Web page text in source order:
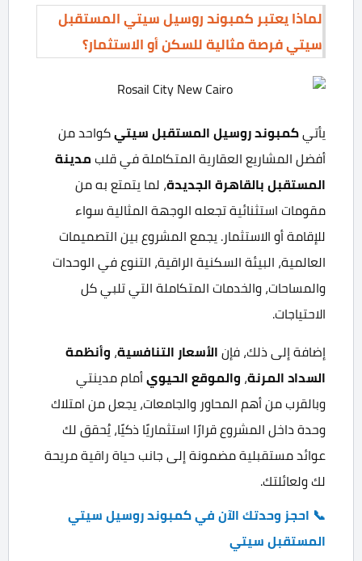
لماذا يعتبر كمبوند روسيل سيتي المستقبل
سيتي فرصة مثالية للسكن أو الاستثمار؟
يأتيكمبوند روسيل المستقبل سيتيكواحد من
أفضل المشاريع العقارية المتكاملة في قلبمدينة
المستقبل بالقاهرة الجديدة، لما يتمتع به من
مقومات استثنائية تجعله الوجهة المثالية سواء
للإقامة أو الاستثمار. يجمع المشروع بين التصميمات
العالمية، البيئة السكنية الراقية، التنوع في الوحدات
والمساحات، والخدمات المتكاملة التي تلبي كل
الاحتياجات.
إضافة إلى ذلك، فإنالأسعار التنافسية، وأنظمة
السداد المرنة، والموقع الحيويأمام مدينتي
وبالقرب من أهم المحاور والجامعات، يجعل من امتلاك
وحدة داخل المشروع قرارًا استثماريًا ذكيًا، يُحقق لك
عوائد مستقبلية مضمونة إلى جانب حياة راقية مريحة
لك ولعائلتك.
📞 احجز وحدتك الآن في كمبوند روسيل سيتي
المستقبل سيتي